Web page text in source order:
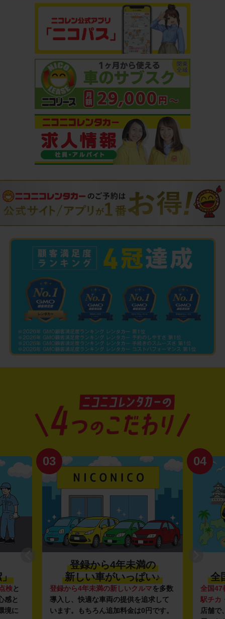
」
検と
感と
境に
03
登録から4年未満の
新しい車がいっぱい♪
登録から4年未満の新しいクルマを多数
導入し、快適な車両の提供を追求して
います。もちろん追加料金は0円です。
04
全
全国47
駅チカ
店舗で